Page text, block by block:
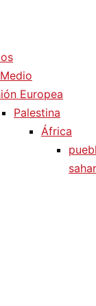
Europea
Palestina
África